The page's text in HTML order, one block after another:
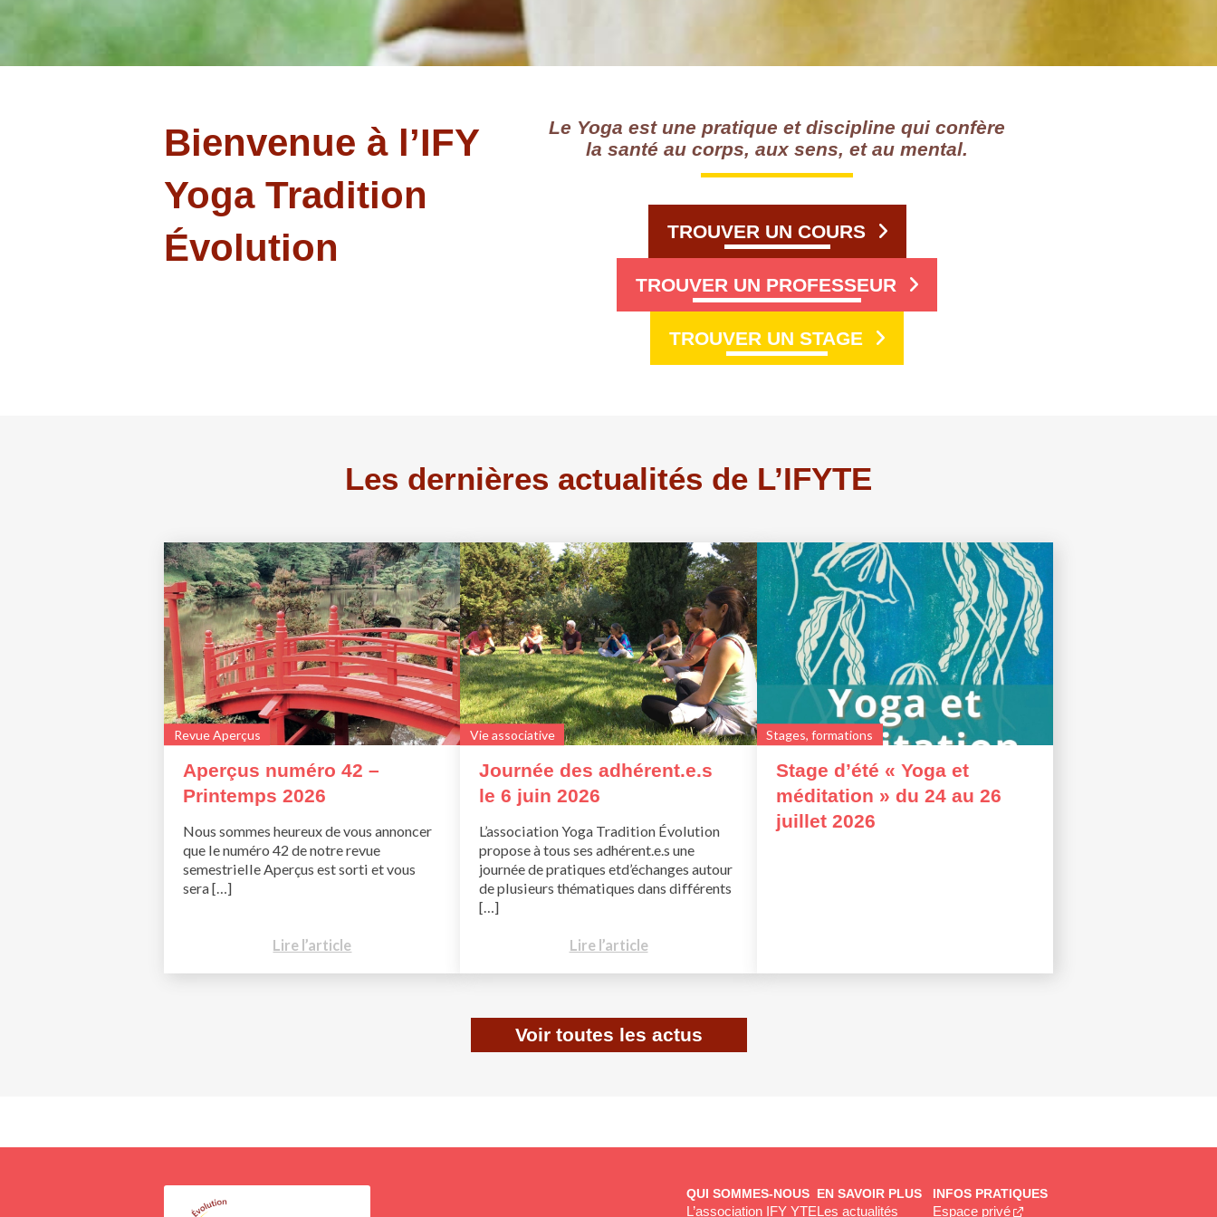
Bienvenue à l’IFY
Yoga Tradition
Évolution
Le Yoga est une pratique et discipline qui confère
la santé au corps, aux sens, et au mental.
TROUVER UN COURS
TROUVER UN PROFESSEUR
TROUVER UN STAGE
Les dernières actualités de L’IFYTE
Revue Aperçus
Aperçus numéro 42 –
Printemps 2026
Nous sommes heureux de vous annoncer
que le numéro 42 de notre revue
semestrielle Aperçus est sorti et vous
sera […]
Lire l’article
Vie associative
Journée des adhérent.e.s
le 6 juin 2026
L’association Yoga Tradition Évolution
propose à tous ses adhérent.e.s une
journée de pratiques etd’échanges autour
de plusieurs thématiques dans différents
[…]
Lire l’article
Stages, formations
Stage d’été « Yoga et
méditation » du 24 au 26
juillet 2026
Voir toutes les actus
QUI SOMMES-NOUS
L’association IFY YTE
EN SAVOIR PLUS
Les actualités
INFOS PRATIQUES
Espace privé